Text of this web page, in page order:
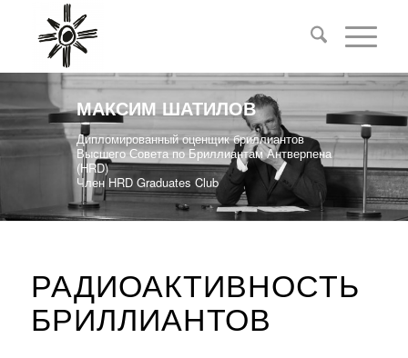
МАКСИМ ШАТИЛОВ
Дипломированный оценщик бриллиантов
Высшего Совета по Бриллиантам Антверпена
(HRD)
Член HRD Graduates Club
РАДИОАКТИВНОСТЬ
БРИЛЛИАНТОВ